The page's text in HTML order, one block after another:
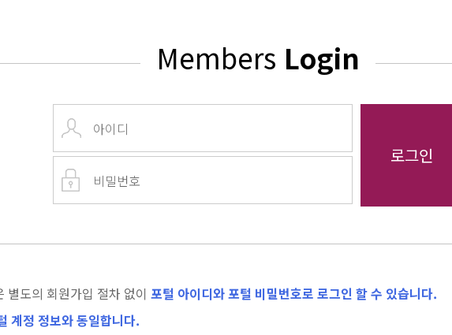
Members Login
별도의 회원가입 절차 없이 포털 아이디와 포털 비밀번호로 로그인 할 수 있습니다.
계정 정보와 동일합니다.